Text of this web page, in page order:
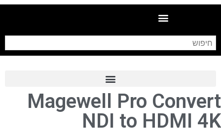
Frame Grabber
Industrial Camera
Magewell Pro Convert
NDI to HDMI 4K